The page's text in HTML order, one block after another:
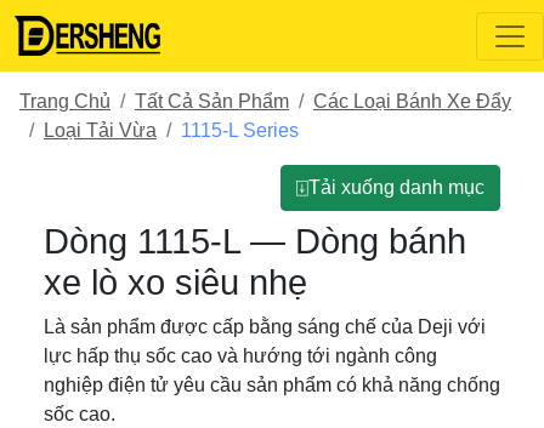
Trang Chủ Tất Cả Sản Phẩm
Các Loại Bánh Xe Đẩy
Loại Tải Vừa
1115-L Series
⍗Tải xuống danh mục
Dòng 1115-L — Dòng bánh
xe lò xo siêu nhẹ
Là sản phẩm được cấp bằng sáng chế của Deji với
lực hấp thụ sốc cao và hướng tới ngành công
nghiệp điện tử yêu cầu sản phẩm có khả năng chống
sốc cao.